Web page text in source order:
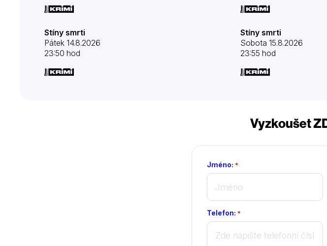
Stíny smrti
Pátek 14.8.2026
23:50 hod
Stíny smrti
Sobota 15.8.2026
23:55 hod
Vyzkoušet
Jméno: *
Telefon: *